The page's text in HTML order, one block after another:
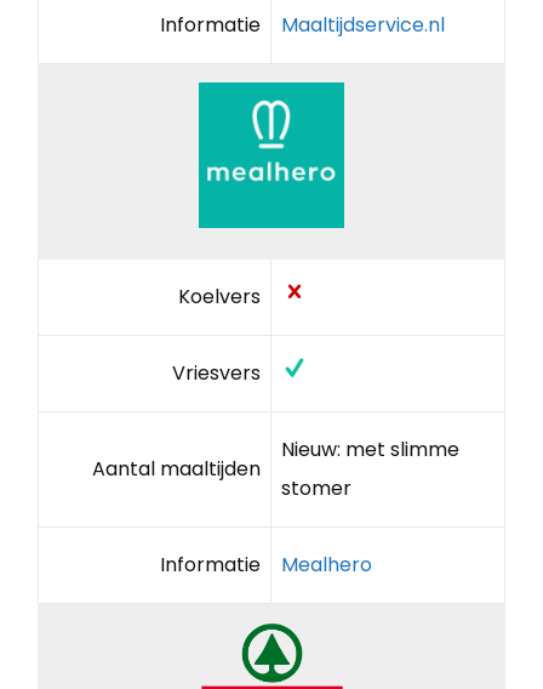
Informatie Maaltijdservice.nl
Koelvers
Vriesvers
Aantal maaltijden
Nieuw: met slimme
stomer
Informatie Mealhero